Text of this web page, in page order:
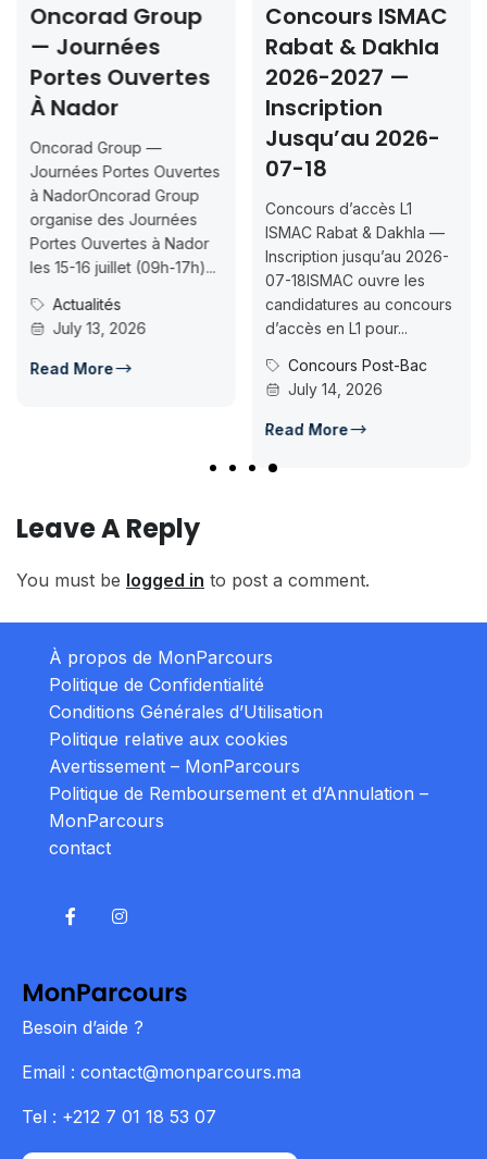
Group
Ouvertes
Group —
Portes Ouvertes
Group
des Journées
Ouvertes à Nador
16 juillet (09h-17h)...
Actualités
July 13, 2026
More
Concours ISMAC
Rabat & Dakhla
2026-2027 —
Inscription
Jusqu’au 2026-
07-18
Concours d’accès L1
ISMAC Rabat & Dakhla —
Inscription jusqu’au 2026-
07-18ISMAC ouvre les
candidatures au concours
d’accès en L1 pour...
Concours Post-Bac
July 14, 2026
Read More
Leave A Reply
You must be logged in to post a comment.
À propos de MonParcours
Politique de Confidentialité
Conditions Générales d’Utilisation
Politique relative aux cookies
Avertissement – MonParcours
Politique de Remboursement et d’Annulation –
MonParcours
contact
Besoin d’aide ?
Email : contact@monparcours.ma
Tel : +212 7 01 18 53 07